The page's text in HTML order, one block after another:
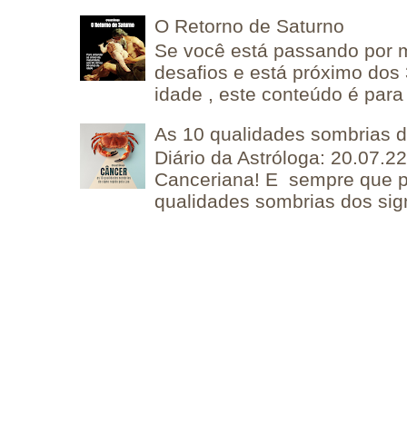
O Retorno de Saturno
Se você está passando por
desafios e está próximo
idade , este conteúdo é
As 10 qualidades sombrias
Diário da Astróloga:
Canceriana! E sempre que
qualidades sombrias dos